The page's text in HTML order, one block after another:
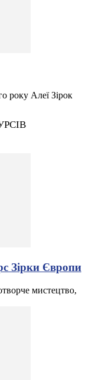
року Алеї Зірок
Зірки Європи
мистецтво,